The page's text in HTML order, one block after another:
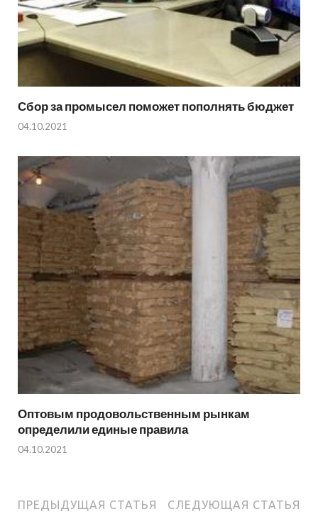
Сбор за промысел поможет пополнять бюджет
04.10.2021
Оптовым продовольственным рынкам
определили единые правила
04.10.2021
ПРЕДЫДУЩАЯ СТАТЬЯ СЛЕДУЮЩАЯ СТАТЬЯ